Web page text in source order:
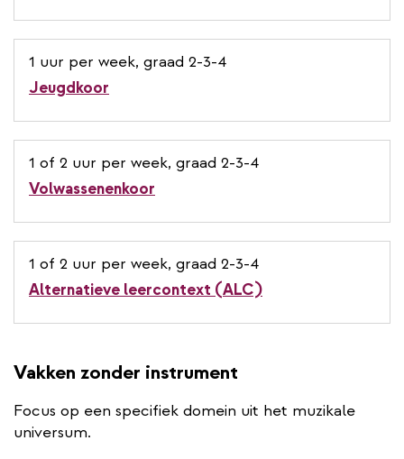
1 uur per week, graad 2-3-4
Jeugdkoor
1 of 2 uur per week, graad 2-3-4
Volwassenenkoor
1 of 2 uur per week, graad 2-3-4
Alternatieve leercontext (ALC)
Vakken zonder instrument
Focus op een specifiek domein uit het muzikale
universum.